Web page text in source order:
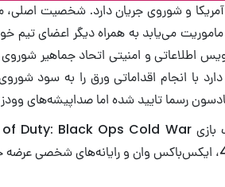
و شوروی جریان دارد. شخصیت اصلی،
می‌یابد به همراه دیگر اعضای تیم
اطلاعاتی و امنیتی اتحاد جماهیر
با انجام اقداماتی ورق را به سود
رسما تایید شده اما صداپیشه‌های